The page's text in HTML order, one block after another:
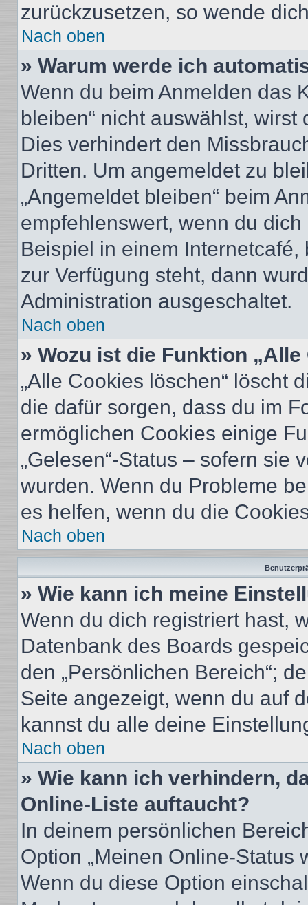
zurückzusetzen, so wende
Nach oben
» Warum werde ich
Wenn du beim Anmelden das
bleiben“ nicht auswählst,
Dies verhindert den
Dritten. Um angemeldet zu
„Angemeldet bleiben“ beim
empfehlenswert, wenn du
Beispiel in einem
zur Verfügung steht, dann
Administration ausgeschaltet.
Nach oben
» Wozu ist die Funktion
„Alle Cookies löschen“ löscht
die dafür sorgen, dass du im
ermöglichen Cookies einige
„Gelesen“-Status – sofern sie
wurden. Wenn du Probleme
es helfen, wenn du die
Nach oben
» Wie kann ich meine
Wenn du dich registriert hast,
Datenbank des Boards
den „Persönlichen Bereich“;
Seite angezeigt, wenn du auf
kannst du alle deine
Nach oben
» Wie kann ich verhindern,
Online-Liste auftaucht?
In deinem persönlichen
Option „Meinen Online-Status
Wenn du diese Option